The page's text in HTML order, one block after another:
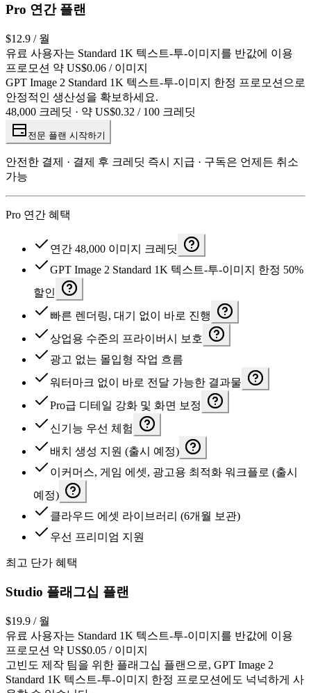
Pro 연간 플랜
$12.9 / 월
유료 사용자는 Standard 1K 텍스트-투-이미지를 반값에 이용
프로모션 약 US$0.06 / 이미지
GPT Image 2 Standard 1K 텍스트-투-이미지 한정 프로모션으로
안정적인 생산성을 확보하세요.
48,000 크레딧 · 약 US$0.32 / 100 크레딧
전문 플랜 시작하기
안전한 결제 · 결제 후 크레딧 즉시 지급 · 구독은 언제든 취소
가능
Pro 연간 혜택
연간 48,000 이미지 크레딧
GPT Image 2 Standard 1K 텍스트-투-이미지 한정 50%
할인
빠른 렌더링, 대기 없이 바로 진행
상업용 수준의 프라이버시 보호
광고 없는 몰입형 작업 흐름
워터마크 없이 바로 전달 가능한 결과물
Pro급 디테일 강화 및 화면 보정
신기능 우선 체험
배치 생성 지원 (출시 예정)
이커머스, 게임 에셋, 광고용 최적화 워크플로 (출시
예정)
클라우드 에셋 라이브러리 (6개월 보관)
우선 프리미엄 지원
최고 단가 혜택
Studio 플래그십 플랜
$19.9 / 월
유료 사용자는 Standard 1K 텍스트-투-이미지를 반값에 이용
프로모션 약 US$0.05 / 이미지
고빈도 제작 팀을 위한 플래그십 플랜으로, GPT Image 2
Standard 1K 텍스트-투-이미지 한정 프로모션에도 넉넉하게 사